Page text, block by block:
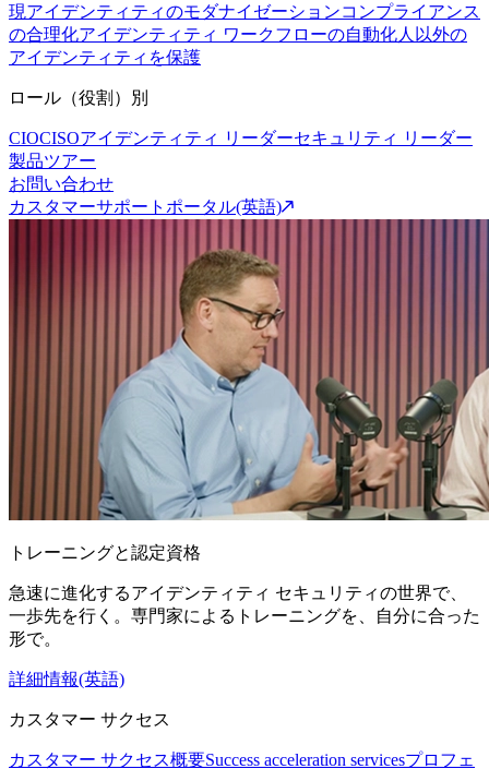
現アイデンティティのモダナイゼーションコンプライアンス
の合理化アイデンティティ ワークフローの自動化人以外の
アイデンティティを保護
ロール（役割）別
CIOCISOアイデンティティ リーダーセキュリティ リーダー
製品ツアー
お問い合わせ
カスタマーサポートポータル(英語)
トレーニングと認定資格
急速に進化するアイデンティティ セキュリティの世界で、
一歩先を行く。専門家によるトレーニングを、自分に合った
形で。
詳細情報(英語)
カスタマー サクセス
カスタマー サクセス概要Success acceleration servicesプロフェ